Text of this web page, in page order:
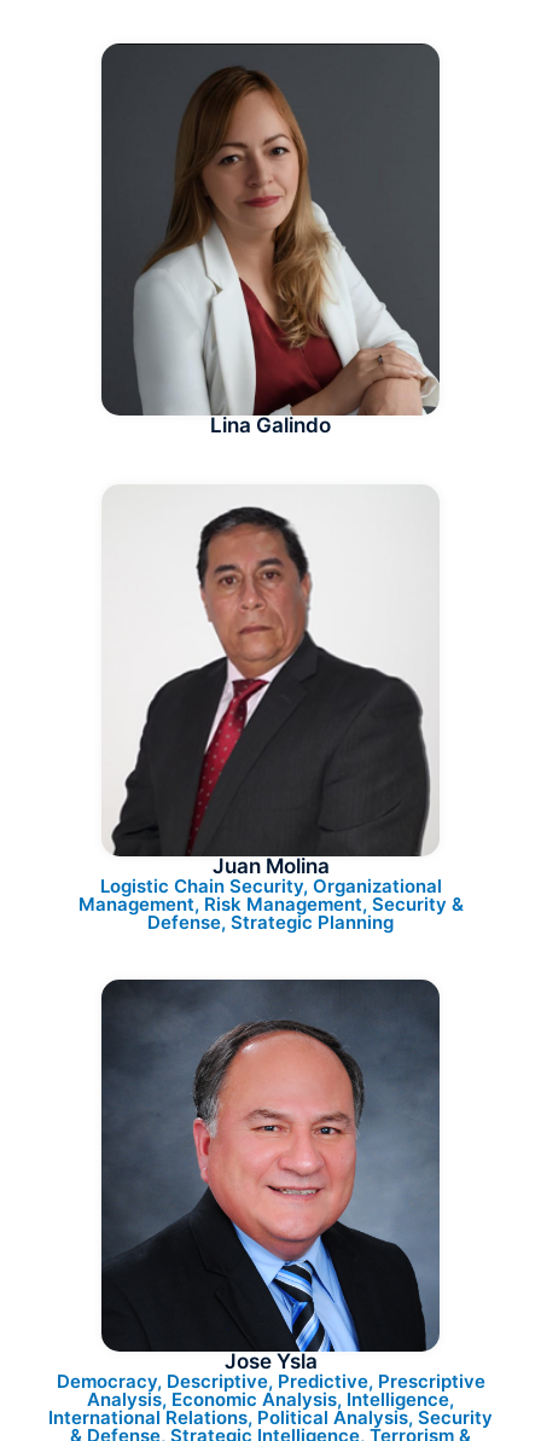
Lina Galindo
Juan Molina
Logistic Chain Security, Organizational
Management, Risk Management, Security &
Defense, Strategic Planning
Jose Ysla
Democracy, Descriptive, Predictive, Prescriptive
Analysis, Economic Analysis, Intelligence,
International Relations, Political Analysis, Security
& Defense, Strategic Intelligence, Terrorism &